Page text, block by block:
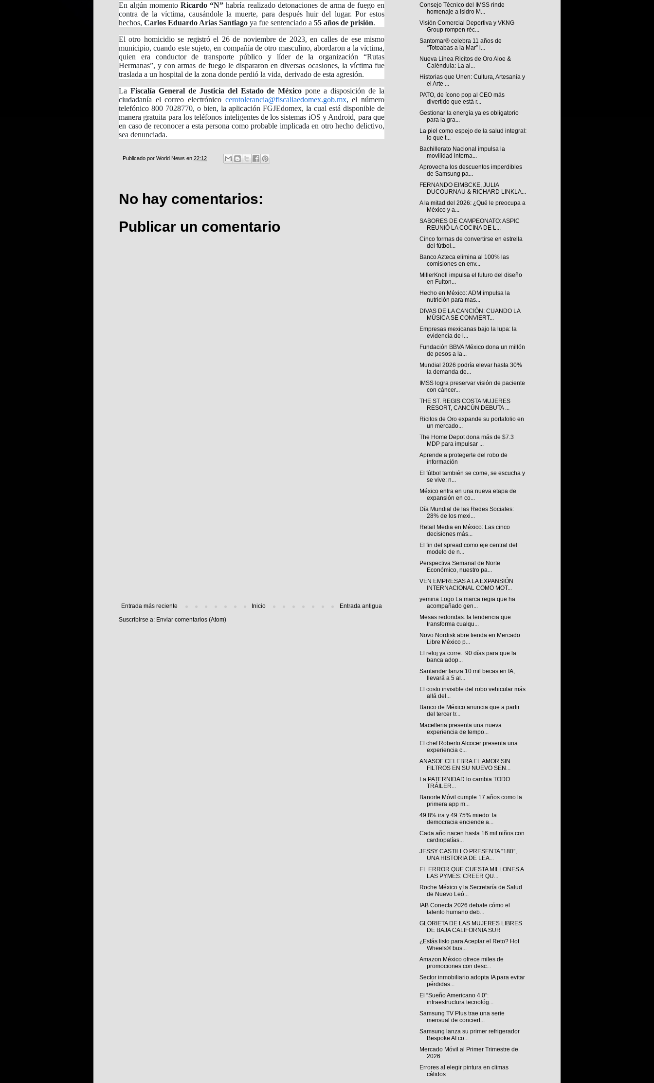
En algún momentoRicardo “N” habría realizado detonaciones de arma de fuego en
contra de la víctima, causándole la muerte, para después huir del lugar. Por estos
hechos, Carlos Eduardo Arias Santiago ya fue sentenciado a 55 años de prisión.
El otro homicidio se registró el 26 de noviembre de 2023, en calles de ese mismo
municipio, cuando este sujeto, en compañía de otro masculino, abordaron a la víctima,
quien era conductor de transporte público y líder de la organización “Rutas
Hermanas”, y con armas de fuego le dispararon en diversas ocasiones, la víctima fue
traslada a un hospital de la zona donde perdió la vida, derivado de esta agresión.
La Fiscalía General de Justicia del Estado de México pone a disposición de la
ciudadanía el correo electrónico cerotolerancia@fiscaliaedomex.gob.mx, el número
telefónico 800 7028770, o bien, la aplicación FGJEdomex, la cual está disponible de
manera gratuita para los teléfonos inteligentes de los sistemas iOS y Android, para que
en caso de reconocer a esta persona como probable implicada en otro hecho delictivo,
sea denunciada.
Publicado por World News en 22:12
No hay comentarios:
Publicar un comentario
Entrada más reciente Entrada antigua
Inicio
Suscribirse a: Enviar comentarios (Atom)
Consejo Técnico del IMSS rinde
homenaje a Isidro M...
Visión Comercial Deportiva y VKNG
Group rompen réc...
Santomar® celebra 11 años de
“Totoabas a la Mar” i...
Nueva Línea Ricitos de Oro Aloe &
Caléndula: La al...
Historias que Unen: Cultura, Artesanía y
el Arte ...
PATO, de ícono pop al CEO más
divertido que está r...
Gestionar la energía ya es obligatorio
para la gra...
La piel como espejo de la salud integral:
lo que t...
Bachillerato Nacional impulsa la
movilidad interna...
Aprovecha los descuentos imperdibles
de Samsung pa...
FERNANDO EIMBCKE, JULIA
DUCOURNAU & RICHARD LINKLA...
A la mitad del 2026: ¿Qué le preocupa a
México y a...
SABORES DE CAMPEONATO: ASPIC
REUNIÓ LA COCINA DE L...
Cinco formas de convertirse en estrella
del fútbol...
Banco Azteca elimina al 100% las
comisiones en env...
MillerKnoll impulsa el futuro del diseño
en Fulton...
Hecho en México: ADM impulsa la
nutrición para mas...
DIVAS DE LA CANCIÓN: CUANDO LA
MÚSICA SE CONVIERT...
Empresas mexicanas bajo la lupa: la
evidencia de l...
Fundación BBVA México dona un millón
de pesos a la...
Mundial 2026 podría elevar hasta 30%
la demanda de...
IMSS logra preservar visión de paciente
con cáncer...
THE ST. REGIS COSTA MUJERES
RESORT, CANCÚN DEBUTA ...
Ricitos de Oro expande su portafolio en
un mercado...
The Home Depot dona más de $7.3
MDP para impulsar ...
Aprende a protegerte del robo de
información
El fútbol también se come, se escucha y
se vive: n...
México entra en una nueva etapa de
expansión en co...
Día Mundial de las Redes Sociales:
28% de los mexi...
Retail Media en México: Las cinco
decisiones más...
El fin del spread como eje central del
modelo de n...
Perspectiva Semanal de Norte
Económico, nuestro pa...
VEN EMPRESAS A LA EXPANSIÓN
INTERNACIONAL COMO MOT...
yemina Logo La marca regia que ha
acompañado gen...
Mesas redondas: la tendencia que
transforma cualqu...
Novo Nordisk abre tienda en Mercado
Libre México p...
El reloj ya corre: 90 días para que la
banca adop...
Santander lanza 10 mil becas en IA;
llevará a 5 al...
El costo invisible del robo vehicular más
allá del...
Banco de México anuncia que a partir
del tercer tr...
Macelleria presenta una nueva
experiencia de tempo...
El chef Roberto Alcocer presenta una
experiencia c...
ANASOF CELEBRA EL AMOR SIN
FILTROS EN SU NUEVO SEN...
La PATERNIDAD lo cambia TODO
TRÁILER...
Banorte Móvil cumple 17 años como la
primera app m...
49.8% ira y 49.75% miedo: la
democracia enciende a...
Cada año nacen hasta 16 mil niños con
cardiopatías...
JESSY CASTILLO PRESENTA “180”,
UNA HISTORIA DE LEA...
EL ERROR QUE CUESTA MILLONES A
LAS PYMES: CREER QU...
Roche México y la Secretaría de Salud
de Nuevo Leó...
IAB Conecta 2026 debate cómo el
talento humano deb...
GLORIETA DE LAS MUJERES LIBRES
DE BAJA CALIFORNIA SUR
¿Estás listo para Aceptar el Reto? Hot
Wheels® bus...
Amazon México ofrece miles de
promociones con desc...
Sector inmobiliario adopta IA para evitar
pérdidas...
El “Sueño Americano 4.0”:
infraestructura tecnológ...
Samsung TV Plus trae una serie
mensual de conciert...
Samsung lanza su primer refrigerador
Bespoke AI co...
Mercado Móvil al Primer Trimestre de
2026
Errores al elegir pintura en climas
cálidos